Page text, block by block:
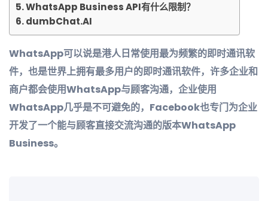
WhatsApp Business API有什么限制？
dumbChat.AI
WhatsApp可以说是港人日常使用最为频繁的即时通讯软
件，也是世界上拥有最多用户的即时通讯软件，许多企业和
商户都会使用WhatsApp与顾客沟通，企业使用
WhatsApp几乎是不可避免的，Facebook也专门为企业
开发了一个能与顾客直接交流沟通的版本WhatsApp
Business。